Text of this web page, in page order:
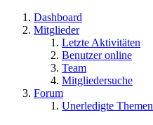
Dashboard
Mitglieder
Letzte Aktivitäten
Benutzer online
Team
Mitgliedersuche
Forum
Unerledigte Themen